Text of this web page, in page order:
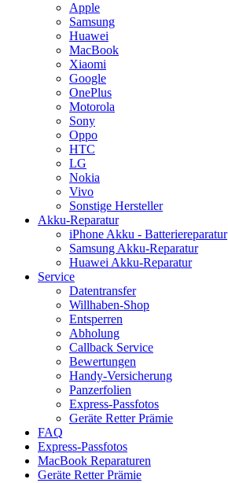
Apple
Samsung
Huawei
MacBook
Xiaomi
Google
OnePlus
Motorola
Sony
Oppo
HTC
LG
Nokia
Vivo
Sonstige Hersteller
Akku-Reparatur
iPhone Akku - Batteriereparatur
Samsung Akku-Reparatur
Huawei Akku-Reparatur
Service
Datentransfer
Willhaben-Shop
Entsperren
Abholung
Callback Service
Bewertungen
Handy-Versicherung
Panzerfolien
Express-Passfotos
Geräte Retter Prämie
FAQ
Express-Passfotos
MacBook Reparaturen
Geräte Retter Prämie